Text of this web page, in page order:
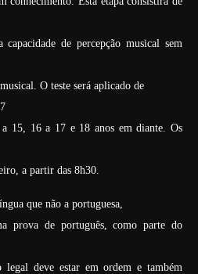
de percepção musical sem
O teste será aplicado de
15, 16 a 17 e 18 anos em diante. Os
a partir das 8h30.
que não a portuguesa,
prova de português, como parte do
legal deve estar em ordem e também